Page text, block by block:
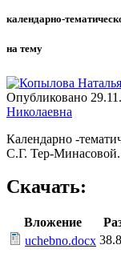
календарно-
на тему
Опубликовано
Николаевна
Календарно -
С.Г. Тер-
Скачать:
Вложение
uchebno.docx